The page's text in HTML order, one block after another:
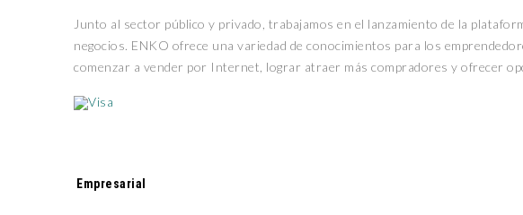
Junto al sector público y privado, trabajamos en el lanzamiento de la
negocios. ENKO ofrece una variedad de conocimientos para los
comenzar a vender por Internet, lograr atraer más compradores y ofrecer
Tags:
Empresarial